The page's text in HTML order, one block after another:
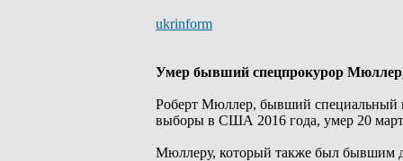
ukrinform
Умер бывший спецпрокурор
Роберт Мюллер, бывший специальный
выборы в США 2016 года, умер 20
Мюллеру, который также был бывшим